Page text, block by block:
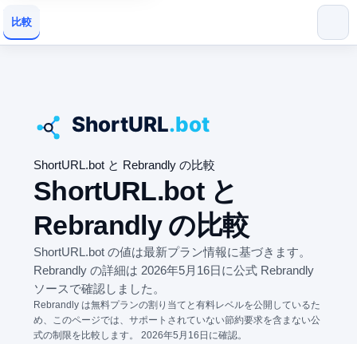
比較
ShortURL.bot と Rebrandly の比較
ShortURL.bot と
Rebrandly の比較
ShortURL.bot の値は最新プラン情報に基づきます。
Rebrandly の詳細は 2026年5月16日に公式 Rebrandly
ソースで確認しました。
Rebrandly は無料プランの割り当てと有料レベルを公開しているた
め、このページでは、サポートされていない節約要求を含まない公
式の制限を比較します。 2026年5月16日に確認。